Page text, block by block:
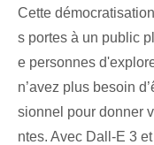
Cette
s portes à un public
e personnes
n’avez plus besoin
sionnel pour donner
ntes. Avec Dall-E 3